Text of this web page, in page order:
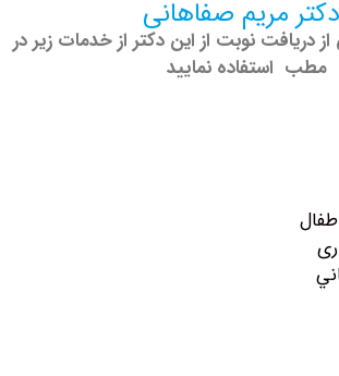
صفاهانی
نوبت از این دکتر از خدمات زیر در
نمایید